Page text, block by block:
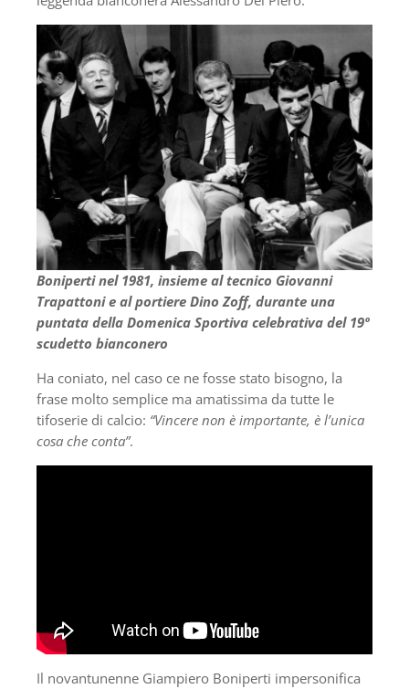
Boniperti nel 1981, insieme al tecnico Giovanni
Trapattoni e al portiere Dino Zoff, durante una
puntata della Domenica Sportiva celebrativa del 19º
scudetto bianconero
Ha coniato, nel caso ce ne fosse stato bisogno, la
frase molto semplice ma amatissima da tutte le
tifoserie di calcio: “Vincere non è importante, è l’unica
cosa che conta”.
Il novantunenne Giampiero Boniperti impersonifica